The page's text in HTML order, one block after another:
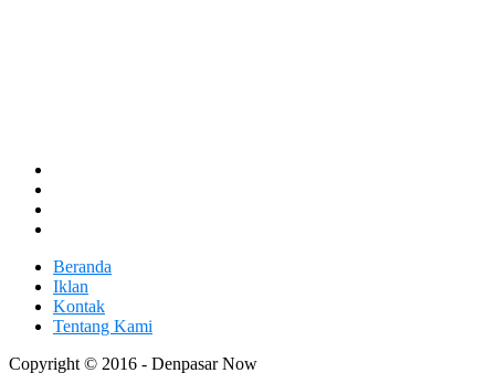
Beranda
Iklan
Kontak
Tentang Kami
Copyright © 2016 - Denpasar Now